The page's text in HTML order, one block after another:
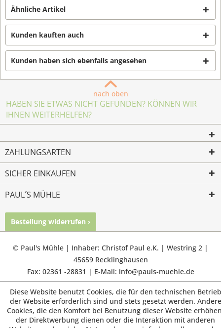
Ähnliche Artikel
Kunden kauften auch
Kunden haben sich ebenfalls angesehen
nach oben
HABEN SIE ETWAS NICHT GEFUNDEN? KÖNNEN WIR
IHNEN WEITERHELFEN?
ZAHLUNGSARTEN
SICHER EINKAUFEN
PAUL´S MÜHLE
Bestellung widerrufen ›
© Paul's Mühle | Inhaber: Christof Paul e.K. | Westring 2 |
45659 Recklinghausen
Fax: 02361 -28831 | E-Mail: info@pauls-muehle.de
Diese Website benutzt Cookies, die für den technischen Betrieb
der Website erforderlich sind und stets gesetzt werden. Andere
Cookies, die den Komfort bei Benutzung dieser Website
der Direktwerbung dienen oder die Interaktion mit anderen